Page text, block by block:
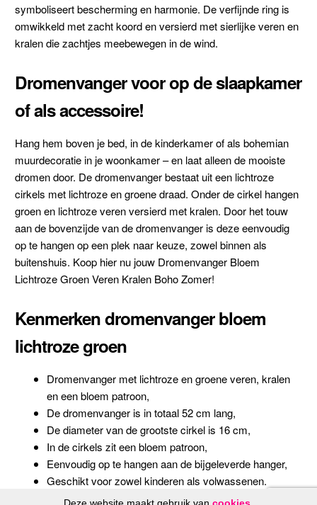
symboliseert bescherming en harmonie. De verfijnde ring is
omwikkeld met zacht koord en versierd met sierlijke veren en
kralen die zachtjes meebewegen in de wind.
Dromenvanger voor op de slaapkamer
of als accessoire!
Hang hem boven je bed, in de kinderkamer of als bohemian
muurdecoratie in je woonkamer – en laat alleen de mooiste
dromen door. De dromenvanger bestaat uit een lichtroze
cirkels met lichtroze en groene draad. Onder de cirkel hangen
groen en lichtroze veren versierd met kralen. Door het touw
aan de bovenzijde van de dromenvanger is deze eenvoudig
op te hangen op een plek naar keuze, zowel binnen als
buitenshuis. Koop hier nu jouw Dromenvanger Bloem
Lichtroze Groen Veren Kralen Boho Zomer!
Kenmerken dromenvanger bloem
lichtroze groen
Dromenvanger met lichtroze en groene veren, kralen
en een bloem patroon,
De dromenvanger is in totaal 52 cm lang,
De diameter van de grootste cirkel is 16 cm,
In de cirkels zit een bloem patroon,
Eenvoudig op te hangen aan de bijgeleverde hanger,
Geschikt voor zowel kinderen als volwassenen.
Deze website maakt gebruik van cookies